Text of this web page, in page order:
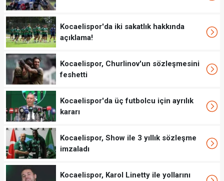
Kocaelispor'da iki sakatlık hakkında
açıklama!
Kocaelispor, Churlinov'un sözleşmesini
feshetti
Kocaelispor'da üç futbolcu için ayrılık
kararı
Kocaelispor, Show ile 3 yıllık sözleşme
imzaladı
Kocaelispor, Karol Linetty ile yollarını